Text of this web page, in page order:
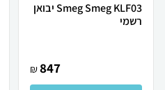
Smeg Smeg KLF03 יבואן
רשמי
847
₪